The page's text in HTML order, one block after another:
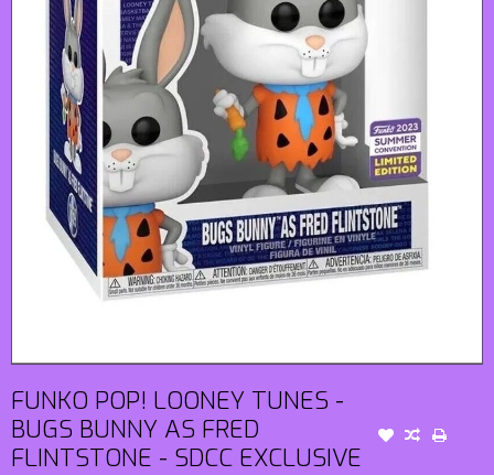
FUNKO POP! LOONEY TUNES -
BUGS BUNNY AS FRED
FLINTSTONE - SDCC EXCLUSIVE